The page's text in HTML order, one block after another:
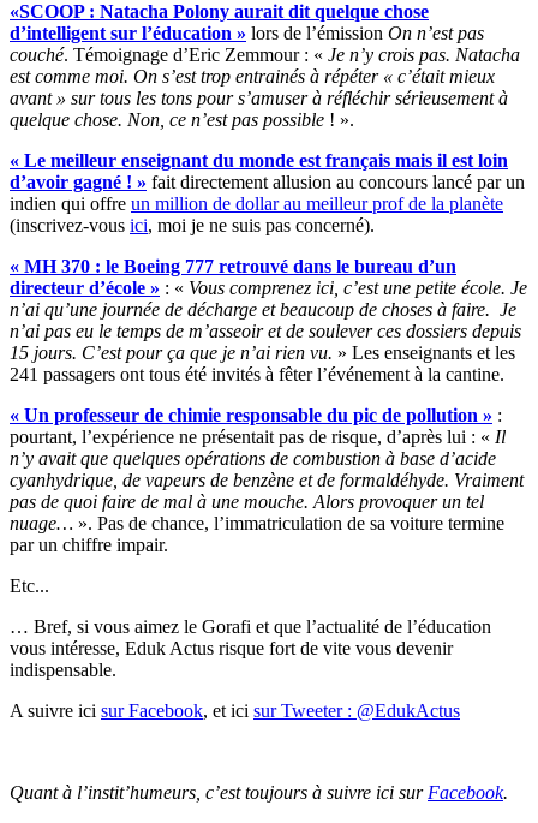
«SCOOP : Natacha Polony aurait dit quelque chose
d’intelligent sur l’éducation » lors de l’émission On n’est pas
couché. Témoignage d’Eric Zemmour : « Je n’y crois pas. Natacha
est comme moi. On s’est trop entrainés à répéter « c’était mieux
avant » sur tous les tons pour s’amuser à réfléchir sérieusement à
quelque chose. Non, ce n’est pas possible ! ».
« Le meilleur enseignant du monde est français mais il est loin
d’avoir gagné ! » fait directement allusion au concours lancé par un
indien qui offre un million de dollar au meilleur prof de la planète
(inscrivez-vous ici, moi je ne suis pas concerné).
« MH 370 : le Boeing 777 retrouvé dans le bureau d’un
directeur d’école » : « Vous comprenez ici, c’est une petite école. Je
n’ai qu’une journée de décharge et beaucoup de choses à faire. Je
n’ai pas eu le temps de m’asseoir et de soulever ces dossiers depuis
15 jours. C’est pour ça que je n’ai rien vu. » Les enseignants et les
241 passagers ont tous été invités à fêter l’événement à la cantine.
« Un professeur de chimie responsable du pic de pollution » :
pourtant, l’expérience ne présentait pas de risque, d’après lui : « Il
n’y avait que quelques opérations de combustion à base d’acide
cyanhydrique, de vapeurs de benzène et de formaldéhyde. Vraiment
pas de quoi faire de mal à une mouche. Alors provoquer un tel
nuage… ». Pas de chance, l’immatriculation de sa voiture termine
par un chiffre impair.
Etc...
… Bref, si vous aimez le Gorafi et que l’actualité de l’éducation
vous intéresse, Eduk Actus risque fort de vite vous devenir
indispensable.
A suivre ici sur Facebook, et ici sur Tweeter : @EdukActus
Quant à l’instit’humeurs, c’est toujours à suivre ici sur Facebook.